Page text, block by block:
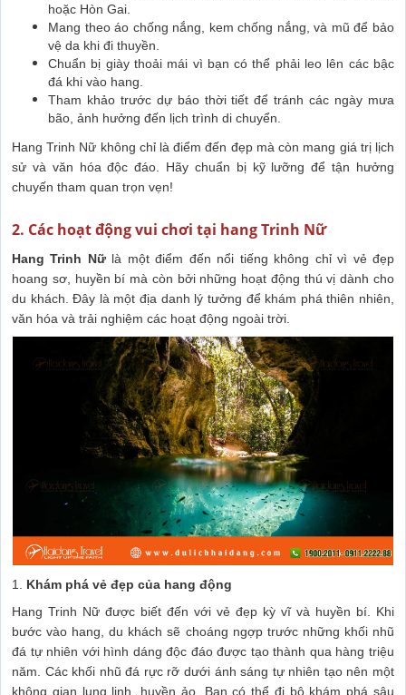
hoặc Hòn Gai.
Mang theo áo chống nắng, kem chống nắng, và mũ để bảo
vệ da khi đi thuyền.
Chuẩn bị giày thoải mái vì bạn có thể phải leo lên các bậc
đá khi vào hang.
Tham khảo trước dự báo thời tiết để tránh các ngày mưa
bão, ảnh hưởng đến lịch trình di chuyển.
Hang Trinh Nữ không chỉ là điểm đến đẹp mà còn mang giá trị lịch
sử và văn hóa độc đáo. Hãy chuẩn bị kỹ lưỡng để tận hưởng
chuyến tham quan trọn vẹn!
2. Các hoạt động vui chơi tại hang Trinh Nữ
Hang Trinh Nữlà một điểm đến nổi tiếng không chỉ vì vẻ đẹp
hoang sơ, huyền bí mà còn bởi những hoạt động thú vị dành cho
du khách. Đây là một địa danh lý tưởng để khám phá thiên nhiên,
văn hóa và trải nghiệm các hoạt động ngoài trời.
1. Khám phá vẻ đẹp của hang động
Hang Trinh Nữ được biết đến với vẻ đẹp kỳ vĩ và huyền bí. Khi
bước vào hang, du khách sẽ choáng ngợp trước những khối nhũ
đá tự nhiên với hình dáng độc đáo được tạo thành qua hàng triệu
năm. Các khối nhũ đá rực rỡ dưới ánh sáng tự nhiên tạo nên một
không gian lung linh, huyền ảo. Bạn có thể đi bộ khám phá sâu